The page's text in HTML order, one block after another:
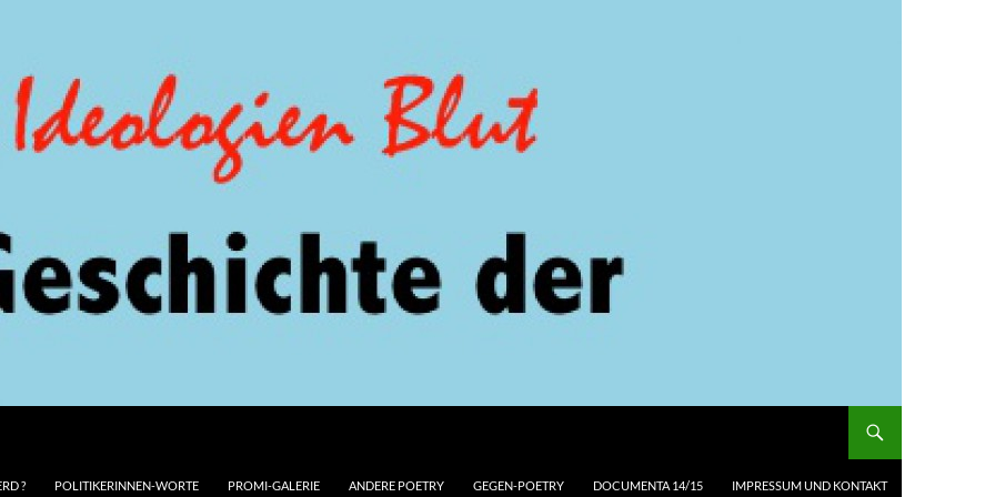
? POLITIKERINNEN-WORTE PROMI-GALERIE ANDERE POETRY GEGEN-POETRY DOCUMENTA 14/15 IMPRESSUM UND KONTAKT